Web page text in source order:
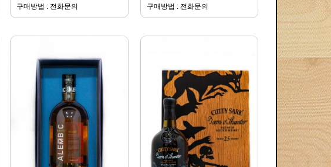
구매방법 : 전화문의 구매방법 : 전화문의